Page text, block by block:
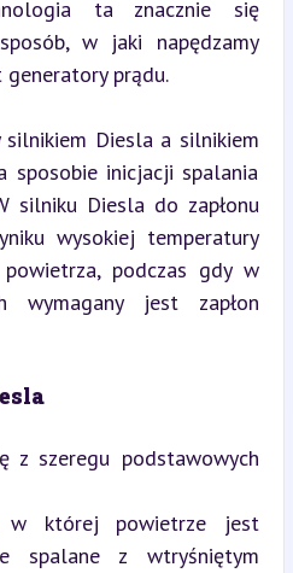
ta znacznie się
w jaki napędzamy
prądu.
silnikiem Diesla a silnikiem
sposobie inicjacji spalania
silniku Diesla do zapłonu
wysokiej temperatury
powietrza, podczas gdy w
wymagany jest zapłon
z szeregu podstawowych
w której powietrze jest
spalane z wtryśniętym